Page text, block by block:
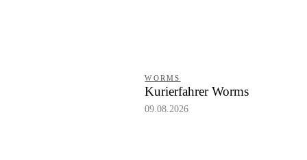
WORMS
Kurierfahrer Worms
09.08.2026